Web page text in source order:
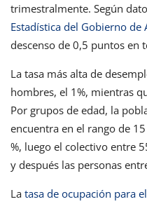
trimestralmente. Según
Estadística del Gobierno de
descenso de 0,5 puntos en
La tasa más alta de
hombres, el 1%, mientras
Por grupos de edad, la
encuentra en el rango de
%, luego el colectivo entre
y después las personas
La tasa de ocupación para